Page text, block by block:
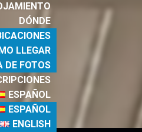
DÓNDE
LLEGAR
DE FOTOS
ESPAÑOL
ESPAÑOL
ENGLISH